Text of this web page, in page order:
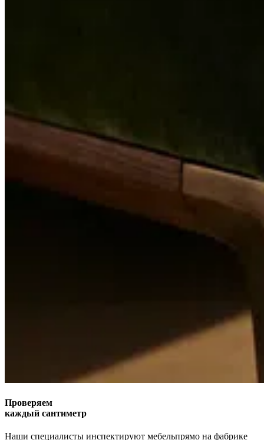
Проверяем
каждый сантиметр
Наши специалисты инспектируют мебельпрямо на фабрике